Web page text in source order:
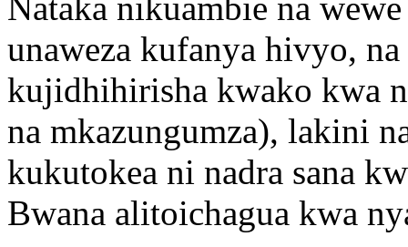
unaweza kufanya hivyo,
kujidhihirisha kwako kwa
na mkazungumza), lakini
kukutokea ni nadra sana
Bwana alitoichagua kwa